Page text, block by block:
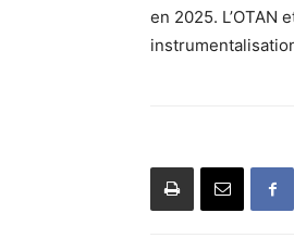
en 2025. L’OTAN